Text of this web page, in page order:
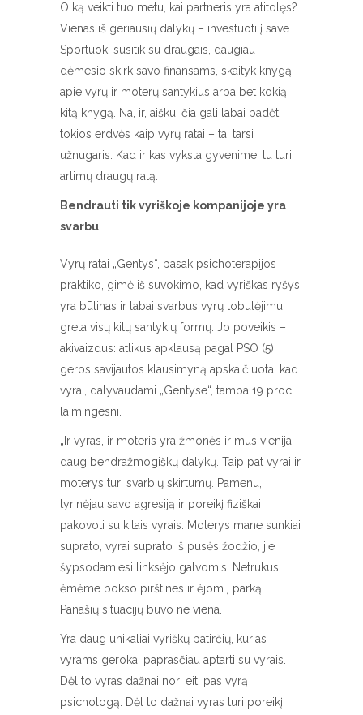
O ką veikti tuo metu, kai partneris yra atitolęs?
Vienas iš geriausių dalykų – investuoti į save.
Sportuok, susitik su draugais, daugiau
dėmesio skirk savo finansams, skaityk knygą
apie vyrų ir moterų santykius arba bet kokią
kitą knygą. Na, ir, aišku, čia gali labai padėti
tokios erdvės kaip vyrų ratai – tai tarsi
užnugaris. Kad ir kas vyksta gyvenime, tu turi
artimų draugų ratą.
Bendrauti tik vyriškoje kompanijoje yra
svarbu
Vyrų ratai „Gentys“, pasak psichoterapijos
praktiko, gimė iš suvokimo, kad vyriškas ryšys
yra būtinas ir labai svarbus vyrų tobulėjimui
greta visų kitų santykių formų. Jo poveikis –
akivaizdus: atlikus apklausą pagal PSO (5)
geros savijautos klausimyną apskaičiuota, kad
vyrai, dalyvaudami „Gentyse“, tampa 19 proc.
laimingesni.
„Ir vyras, ir moteris yra žmonės ir mus vienija
daug bendražmogiškų dalykų. Taip pat vyrai ir
moterys turi svarbių skirtumų. Pamenu,
tyrinėjau savo agresiją ir poreikį fiziškai
pakovoti su kitais vyrais. Moterys mane sunkiai
suprato, vyrai suprato iš pusės žodžio, jie
šypsodamiesi linksėjo galvomis. Netrukus
ėmėme bokso pirštines ir ėjom į parką.
Panašių situacijų buvo ne viena.
Yra daug unikaliai vyriškų patirčių, kurias
vyrams gerokai paprasčiau aptarti su vyrais.
Dėl to vyras dažnai nori eiti pas vyrą
psichologą. Dėl to dažnai vyras turi poreikį